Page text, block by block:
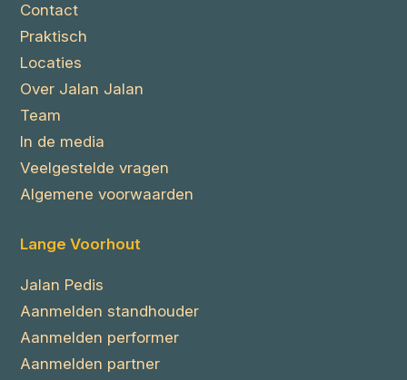
Contact
Praktisch
Locaties
Over Jalan Jalan
Team
In de media
Veelgestelde vragen
Algemene voorwaarden
Lange Voorhout
Jalan Pedis
Aanmelden standhouder
Aanmelden performer
Aanmelden partner